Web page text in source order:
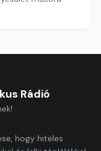
Rádió
hogy hiteles